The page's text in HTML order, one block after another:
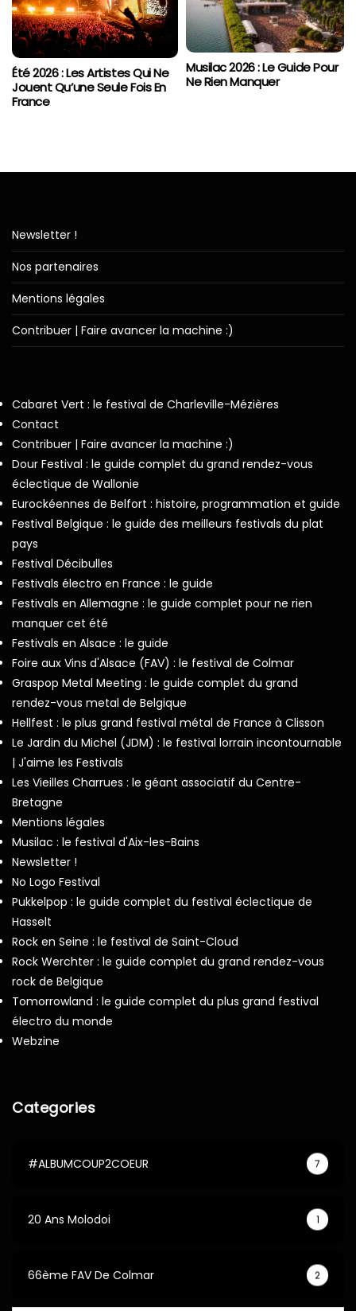
Été 2026 : Les Artistes Qui Ne
Jouent Qu’une Seule Fois En
France
Musilac 2026 : Le Guide Pour
Ne Rien Manquer
Newsletter !
Nos partenaires
Mentions légales
Contribuer | Faire avancer la machine :)
Cabaret Vert : le festival de Charleville-Mézières
Contact
Contribuer | Faire avancer la machine :)
Dour Festival : le guide complet du grand rendez-vous
éclectique de Wallonie
Eurockéennes de Belfort : histoire, programmation et guide
Festival Belgique : le guide des meilleurs festivals du plat
pays
Festival Décibulles
Festivals électro en France : le guide
Festivals en Allemagne : le guide complet pour ne rien
manquer cet été
Festivals en Alsace : le guide
Foire aux Vins d'Alsace (FAV) : le festival de Colmar
Graspop Metal Meeting : le guide complet du grand
rendez-vous metal de Belgique
Hellfest : le plus grand festival métal de France à Clisson
Le Jardin du Michel (JDM) : le festival lorrain incontournable
| J'aime les Festivals
Les Vieilles Charrues : le géant associatif du Centre-
Bretagne
Mentions légales
Musilac : le festival d'Aix-les-Bains
Newsletter !
No Logo Festival
Pukkelpop : le guide complet du festival éclectique de
Hasselt
Rock en Seine : le festival de Saint-Cloud
Rock Werchter : le guide complet du grand rendez-vous
rock de Belgique
Tomorrowland : le guide complet du plus grand festival
électro du monde
Webzine
Categories
#ALBUMCOUP2COEUR 7
20 Ans Molodoi 1
66ème FAV De Colmar 2